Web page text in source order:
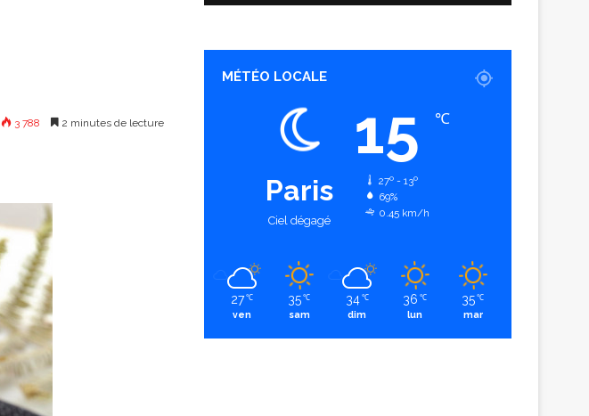
3 788 2 minutes de lecture
MÉTÉO LOCALE
Paris
Ciel dégagé
15 ℃
27º - 13º
69%
0.45 km/h
27 ℃
ven
35 ℃
sam
34 ℃
dim
36 ℃
lun
35 ℃
mar